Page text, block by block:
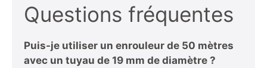
Questions fréquentes
Puis-je utiliser un enrouleur de 50 mètres
avec un tuyau de 19 mm de diamètre ?